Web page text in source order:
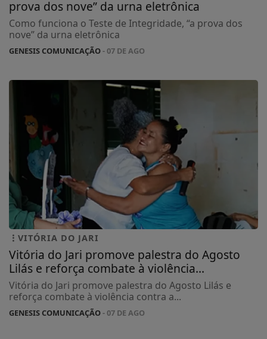
prova dos nove” da urna eletrônica
Como funciona o Teste de Integridade, “a prova dos
nove” da urna eletrônica
GENESIS COMUNICAÇÃO- 07 DE AGO
VITÓRIA DO JARI
Vitória do Jari promove palestra do Agosto
Lilás e reforça combate à violência...
Vitória do Jari promove palestra do Agosto Lilás e
reforça combate à violência contra a...
GENESIS COMUNICAÇÃO- 07 DE AGO